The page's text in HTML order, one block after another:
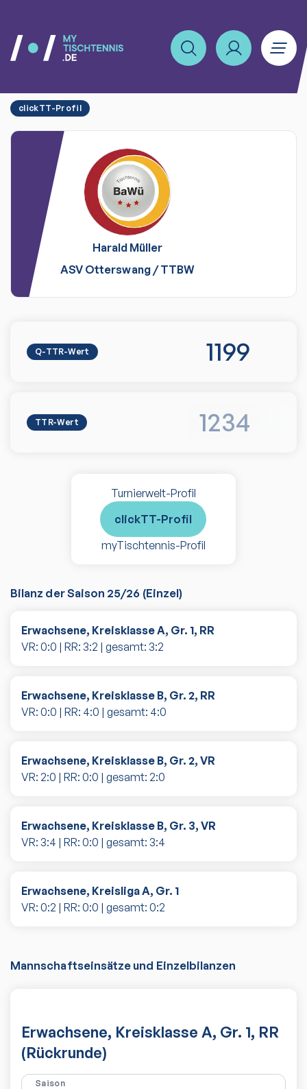
clickTT-Profil
Harald Müller
ASV Otterswang/TTBW
Q-TTR-Wert 1199
TTR-Wert 1234
Turnierwelt-Profil
clickTT-Profil
myTischtennis-Profil
Bilanz der Saison 25/26 (Einzel)
Erwachsene, Kreisklasse A, Gr. 1, RR
VR: 0:0 | RR: 3:2 | gesamt: 3:2
Erwachsene, Kreisklasse B, Gr. 2, RR
VR: 0:0 | RR: 4:0 | gesamt: 4:0
Erwachsene, Kreisklasse B, Gr. 2, VR
VR: 2:0 | RR: 0:0 | gesamt: 2:0
Erwachsene, Kreisklasse B, Gr. 3, VR
VR: 3:4 | RR: 0:0 | gesamt: 3:4
Erwachsene, Kreisliga A, Gr. 1
VR: 0:2 | RR: 0:0 | gesamt: 0:2
Mannschaftseinsätze und Einzelbilanzen
Erwachsene, Kreisklasse A, Gr. 1, RR
(Rückrunde)
Saison